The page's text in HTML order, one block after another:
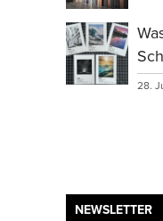
28.
NEWSLETTER